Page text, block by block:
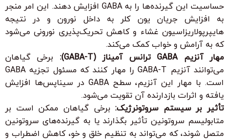
حساسیت این گیرنده‌ها را به GABA افزایش دهند. این امر منجر
به افزایش جریان یون کلر به داخل نورون و در نتیجه
هایپرپولاریزاسیون غشاء و کاهش تحریک‌پذیری نورونی می‌شود
که به آرامش و خواب کمک می‌کند.
مهار آنزیم GABA ترانس آمیناز (GABA-T):
برخی گیاهان
می‌توانند آنزیم GABA-T را مهار کنند که مسئول تجزیه GABA
است. با مهار این آنزیم، سطح GABA در سیناپس‌ها افزایش
یافته و اثرات بازدارنده آن تقویت می‌شود.
تأثیر بر سیستم سروتونرژیک:برخی گیاهان ممکن است بر
متابولیسم سروتونین تأثیر بگذارند یا به گیرنده‌های سروتونین
متصل شوند، که می‌تواند به تنظیم خلق و خو، کاهش اضطراب و